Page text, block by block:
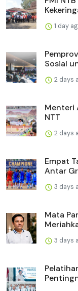
1 day
Sosial
2 days
Menteri
NTT
2 days
Empat
Antar
3 days
Mata
3 days